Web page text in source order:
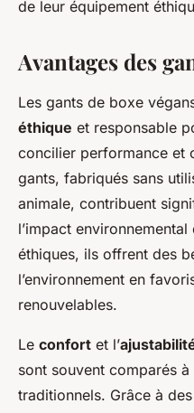
de leur équipement
Avantages des
Les gants de boxe
éthique et responsable
concilier performance et
gants, fabriqués sans
animale, contribuent
l’impact
éthiques, ils offrent des
l’environnement en
renouvelables.
Le confort et l’
sont souvent comparés
traditionnels. Grâce à